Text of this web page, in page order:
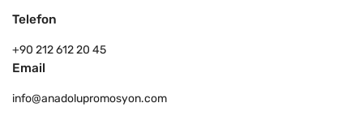
Telefon
+90 212 612 20 45
Email
info@anadolupromosyon.com